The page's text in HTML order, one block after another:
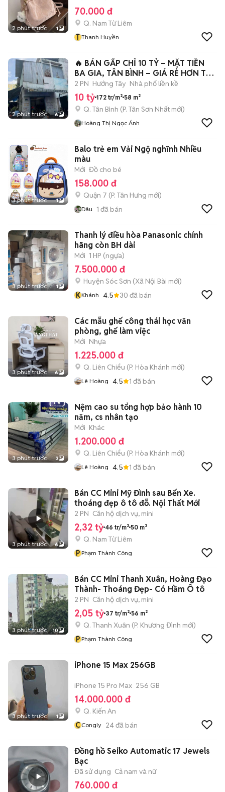
2 phút trước 1
70.000 đ
Q. Nam Từ Liêm
T Thanh Huyền
2 phút trước 6
🔥 BÁN GẤP CHỈ 10 TỶ – MẶT TIỀN
BA GIA, TÂN BÌNH – GIÁ RẺ HƠN THỊ
TRƯỜN
2 PN Hướng Tây Nhà phố liền kề
10 tỷ 172 tr/m² 58 m²
Q. Tân Bình (P. Tân Sơn Nhất mới)
Hoàng Thị Ngọc Ánh
3 phút trước 1
Balo trẻ em Vải Ngộ nghĩnh Nhiều
màu
Mới Đồ cho bé
158.000 đ
Quận 7 (P. Tân Hưng mới)
Dâu 1 đã bán
3 phút trước 1
Thanh lý điều hòa Panasonic chính
hãng còn BH dài
Mới 1 HP (ngựa)
7.500.000 đ
Huyện Sóc Sơn (Xã Nội Bài mới)
KKhánh 4.5 30 đã bán
3 phút trước 6
Các mẫu ghế công thái học văn
phòng, ghế làm việc
Mới Nhựa
1.225.000 đ
Q. Liên Chiểu (P. Hòa Khánh mới)
Lê Hoàng 4.5 1 đã bán
3 phút trước 3
Nệm cao su tổng hợp bảo hành 10
năm, cs nhân tạo
Mới Khác
1.200.000 đ
Q. Liên Chiểu (P. Hòa Khánh mới)
Lê Hoàng 4.5 1 đã bán
3 phút trước 6
Bán CC Mini Mỹ Đình sau Bến Xe.
thoáng đẹp ô tô đỗ. Nội Thất Mới
2 PN Căn hộ dịch vụ, mini
2,32 tỷ 46 tr/m² 50 m²
Q. Nam Từ Liêm
P Phạm Thành Công
3 phút trước 10
Bán CC Mini Thanh Xuân, Hoàng Đạo
Thành- Thoáng Đẹp- Có Hầm Ô tô
2 PN Căn hộ dịch vụ, mini
2,05 tỷ 37 tr/m² 56 m²
Q. Thanh Xuân (P. Khương Đình mới)
P Phạm Thành Công
3 phút trước 1
iPhone 15 Max 256GB
iPhone 15 Pro Max 256 GB
14.000.000 đ
Q. Kiến An
CCongly 24đã bán
Đồng hồ Seiko Automatic 17 Jewels
Bạc
Đã sử dụng Cả nam và nữ
760.000 đ